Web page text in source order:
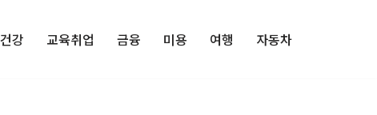
건강 교육취업 금융 미용 여행 자동차